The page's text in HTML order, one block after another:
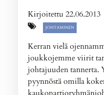
Kirjoitettu 22.06.2013
JOHTAMINEN
Kerran vielä
joukkojemme viirit
johtajuuden tannerta.
pyynnöstä omilla